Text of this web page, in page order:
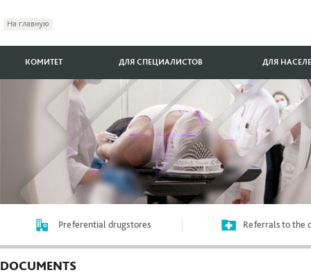
На главную
КОМИТЕТ ДЛЯ СПЕЦИАЛИСТОВ ДЛЯ
Preferential drugstores Referrals to the
DOCUMENTS